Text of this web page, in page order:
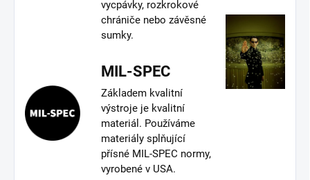
vycpávky, rozkrokové
chrániče nebo závěsné
sumky.
MIL-SPEC
Základem kvalitní
výstroje je kvalitní
materiál. Používáme
materiály splňující
přísné MIL-SPEC normy,
vyrobené v USA.